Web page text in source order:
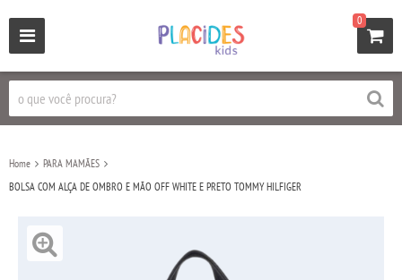
0
Home
PARA MAMÃES
BOLSA COM ALÇA DE OMBRO E MÃO OFF WHITE E PRETO TOMMY HILFIGER